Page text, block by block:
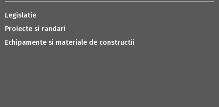
Legislatie
Proiecte si randari
Echipamente si materiale de constructii